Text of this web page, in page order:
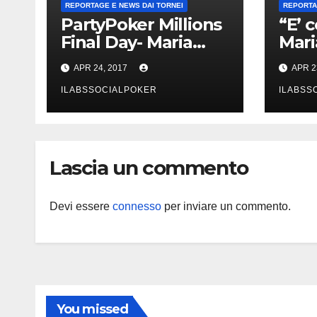
REPORTAGE E NEWS DAI TORNEI
PartyPoker Millions
Final Day- Maria
Lampropoulos
trionfa a
Nottingham senza
alcun deal!
APR 24, 2017
ILABSSOCIALPOKER
“E’
APR
Lascia un commento
Devi essere connesso per inviare un commento.
You missed